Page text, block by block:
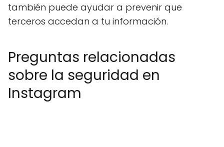
también puede ayudar a prevenir que
terceros accedan a tu información.
Preguntas relacionadas
sobre la seguridad en
Instagram